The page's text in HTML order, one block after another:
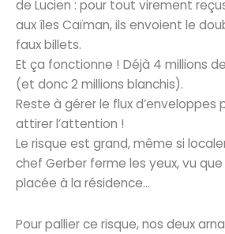
de Lucien : pour tout virement
aux îles Caïman, ils envoient le
faux billets.
Et ça fonctionne ! Déjà 4 millions
(et donc 2 millions blanchis).
Reste à gérer le flux d’enveloppes
attirer l’attention !
Le risque est grand, même si
chef Gerber ferme les yeux, vu
placée à la résidence…
Pour pallier ce risque, nos deux